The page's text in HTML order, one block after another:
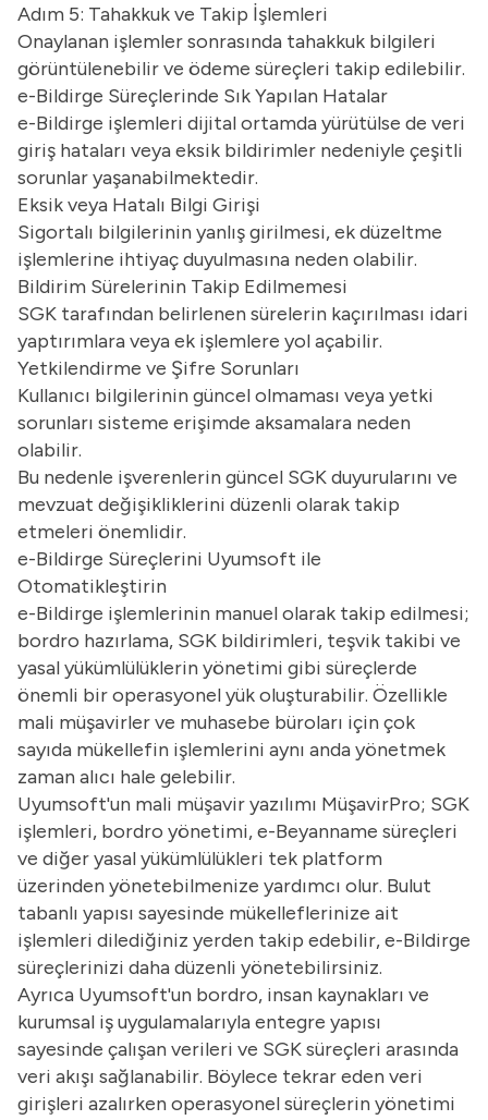
Adım 5: Tahakkuk ve Takip İşlemleri
Onaylanan işlemler sonrasında tahakkuk bilgileri
görüntülenebilir ve ödeme süreçleri takip edilebilir.
e-Bildirge Süreçlerinde Sık Yapılan Hatalar
e-Bildirge işlemleri dijital ortamda yürütülse de veri
giriş hataları veya eksik bildirimler nedeniyle çeşitli
sorunlar yaşanabilmektedir.
Eksik veya Hatalı Bilgi Girişi
Sigortalı bilgilerinin yanlış girilmesi, ek düzeltme
işlemlerine ihtiyaç duyulmasına neden olabilir.
Bildirim Sürelerinin Takip Edilmemesi
SGK tarafından belirlenen sürelerin kaçırılması idari
yaptırımlara veya ek işlemlere yol açabilir.
Yetkilendirme ve Şifre Sorunları
Kullanıcı bilgilerinin güncel olmaması veya yetki
sorunları sisteme erişimde aksamalara neden
olabilir.
Bu nedenle işverenlerin güncel SGK duyurularını ve
mevzuat değişikliklerini düzenli olarak takip
etmeleri önemlidir.
e-Bildirge Süreçlerini Uyumsoft ile
Otomatikleştirin
e-Bildirge işlemlerinin manuel olarak takip edilmesi;
bordro hazırlama, SGK bildirimleri, teşvik takibi ve
yasal yükümlülüklerin yönetimi gibi süreçlerde
önemli bir operasyonel yük oluşturabilir. Özellikle
mali müşavirler ve muhasebe büroları için çok
sayıda mükellefin işlemlerini aynı anda yönetmek
zaman alıcı hale gelebilir.
Uyumsoft'un mali müşavir yazılımı MüşavirPro; SGK
işlemleri, bordro yönetimi, e-Beyanname süreçleri
ve diğer yasal yükümlülükleri tek platform
üzerinden yönetebilmenize yardımcı olur. Bulut
tabanlı yapısı sayesinde mükelleflerinize ait
işlemleri dilediğiniz yerden takip edebilir, e-Bildirge
süreçlerinizi daha düzenli yönetebilirsiniz.
Ayrıca Uyumsoft'un bordro, insan kaynakları ve
kurumsal iş uygulamalarıyla entegre yapısı
sayesinde çalışan verileri ve SGK süreçleri arasında
veri akışı sağlanabilir. Böylece tekrar eden veri
girişleri azalırken operasyonel süreçlerin yönetimi